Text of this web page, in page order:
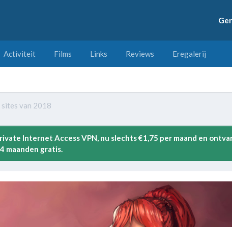
Activiteit Films Links Reviews Eregalerij
van 2018
Internet Access VPN, nu slechts €1,75 per maand en
4 maanden gratis.